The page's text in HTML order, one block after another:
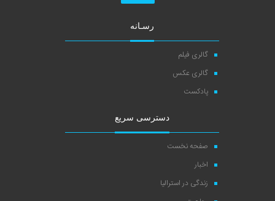
رسـانه
گالری فیلم
گالری عکس
پادکست
دسترسی سریع
صفحه نخست
اخبار
زندگی در استرالیا